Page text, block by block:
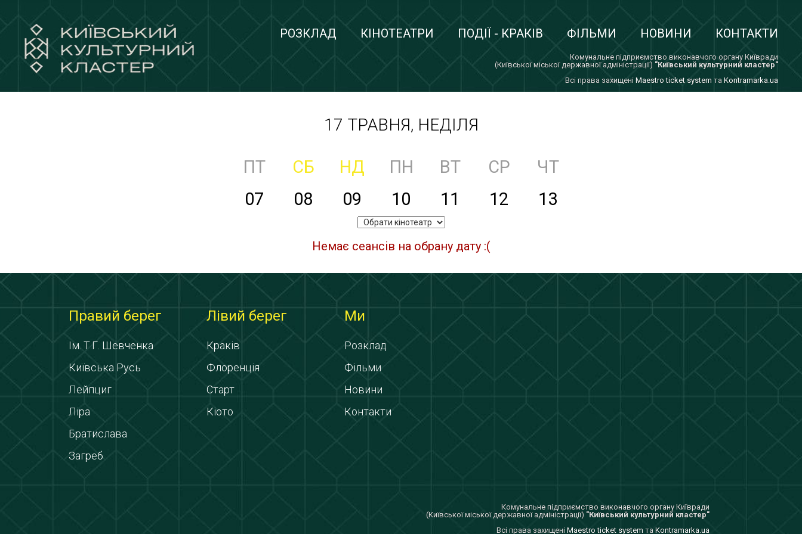
РОЗКЛАД КІНОТЕАТРИ ПОДІЇ - КРАКІВ ФІЛЬМИ НОВИНИ КОНТАКТИ
Комунальне підприємство виконавчого органу Київради
(Київської міської державної адміністрації) "Київський культурний кластер"
Всi права захищенi Maestro ticket system та Kontramarka.ua
17 ТРАВНЯ, НЕДІЛЯ
ПТ СБ НД ПН ВТ СР
ЧТ
07
08 09 10 11 12 13
Немає сеансів на обрану дату :(
Правий берег
Ім. Т.Г. Шевченка
Київська Русь
Лейпциг
Ліра
Братислава
Загреб
Лівий берег
Краків
Флоренція
Старт
Кіото
Ми
Розклад
Фільми
Новини
Контакти
Комунальне підприємство виконавчого органу Київради
(Київської міської державної адміністрації) "Київський культурний кластер"
Всi права захищенi Maestro ticket system та Kontramarka.ua